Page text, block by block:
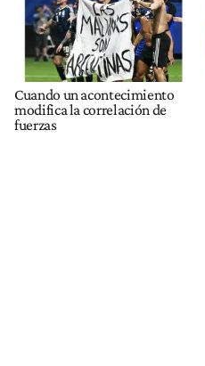
Cuando un acontecimiento
modifica la correlación de
fuerzas